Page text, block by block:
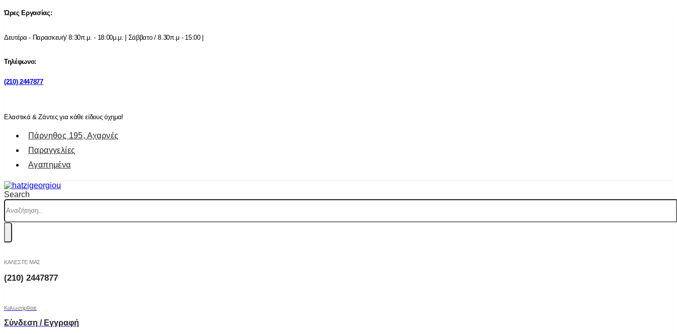
Ώρες Εργασίας:
Δευτέρα - Παρασκευή/ 8:30π.μ. - 18:00μ.μ. | Σάββατο / 8.30π.μ - 15:00 |
Τηλέφωνο:
(210) 2447877
Ελαστικά & Ζάντες για κάθε είδους όχημα!
Πάρνηθος 195, Αχαρνές
Παραγγελίες
Αγαπημένα
Search
ΚΑΛΕΣΤΕ ΜΑΣ
(210) 2447877
Καλωσήρθατε
Σύνδεση / Εγγραφή